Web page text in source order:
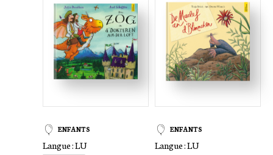
ENFANTS
Langue :LU
ENFANTS
Langue :LU